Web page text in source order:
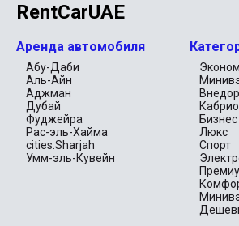
созданы для езды по разнообразным
от ровных автомагистралей до
Дубае часто включает в себя
брендов, таких как BMW, Mercedes-Benz
гарантирует вам стильное путешествие.
Безопасность прежде
передовыми функциями безопасности,
спокойствие во время длительных
вылазок.
Варианты внедорожников на
Наш автопарк включает в себя широкий
внедорожников, от компактных
полноразмерных люксовых моделей.
бюджетный вариант или премиум-
правильный выбор для вас. Популярные
RentCarUAE
Аренда автомобиля
Абу-Даби
Аль-Айн
Аджман
Дубай
Фуджейра
Рас-эль-Хайма
cities.Sharjah
Умм-эль-Кувейн
Эконом
Бизнес
Люкс
Спорт